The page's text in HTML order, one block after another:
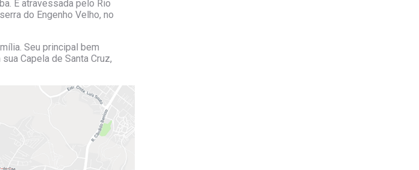
É atravessada pelo Rio
do Engenho Velho, no
Seu principal bem
Capela de Santa Cruz,